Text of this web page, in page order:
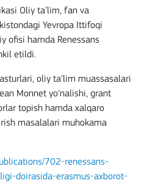
Oliy ta’lim, fan va
Yevropa Ittifoqi
ofisi hamda Renessans
etildi.
oliy ta’lim muassasalari
Monnet yo‘nalishi, grant
topish hamda xalqaro
masalalari muhokama
702-renessans-
doirasida-erasmus-axborot-